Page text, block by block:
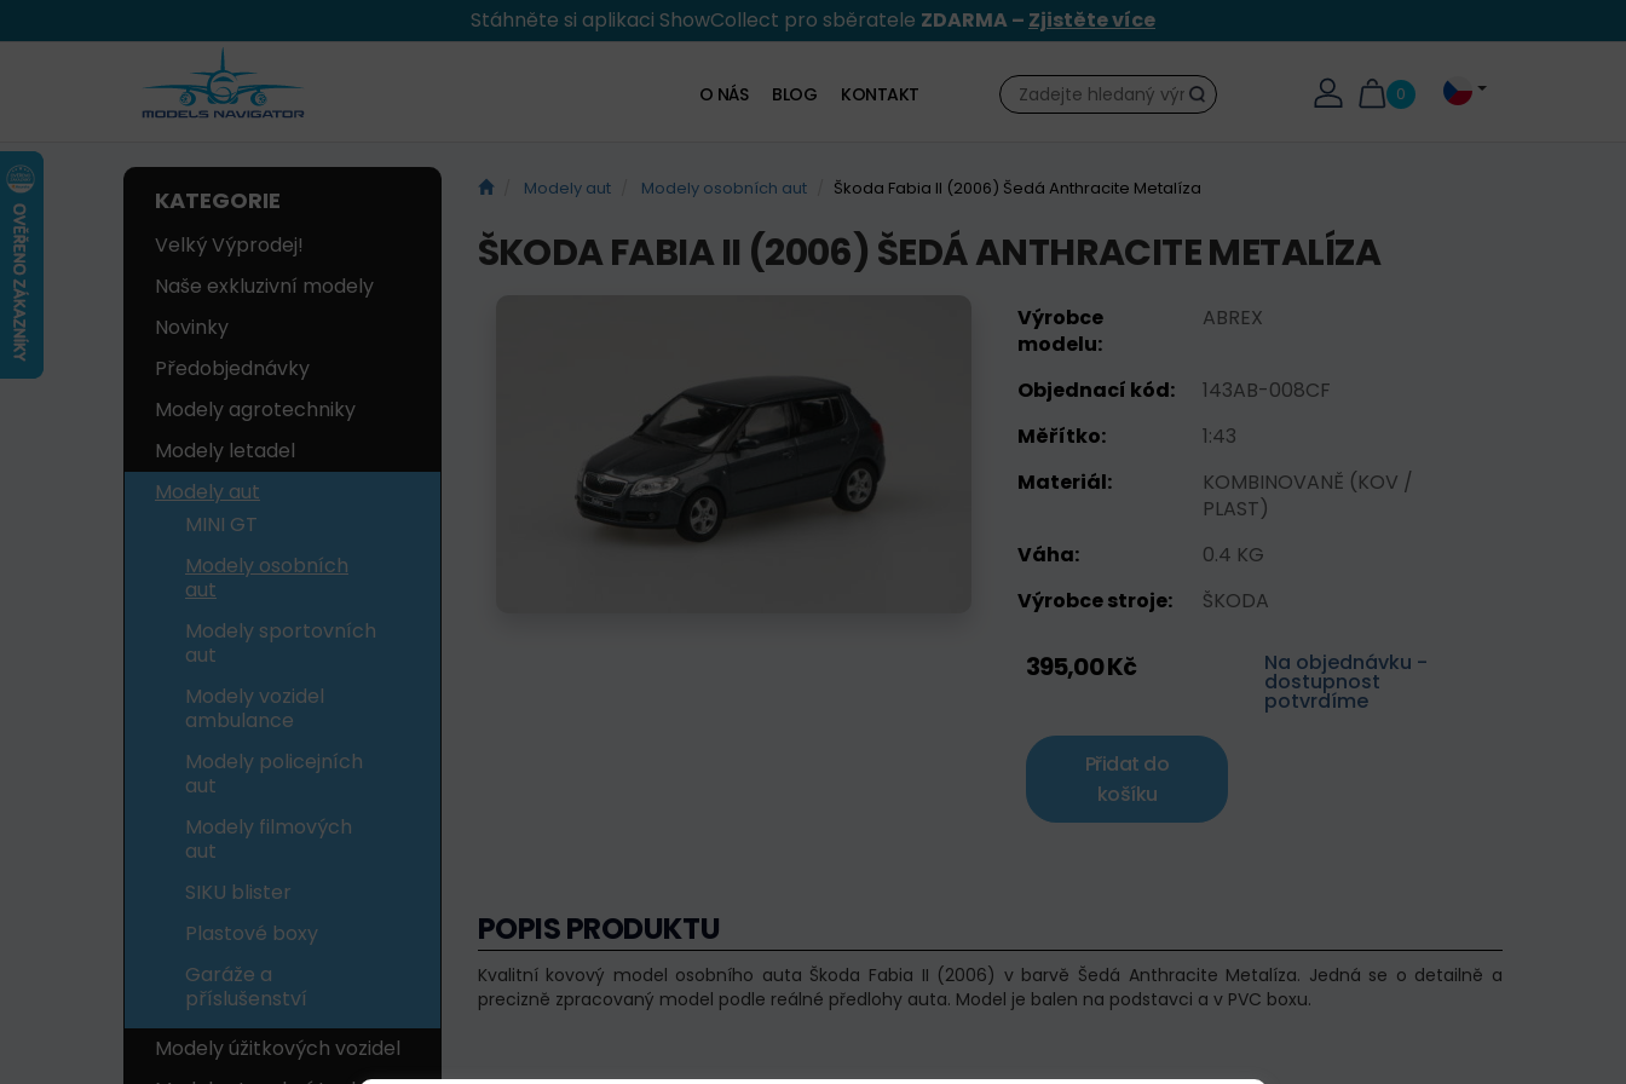
Stáhněte si aplikaci ShowCollect pro sběratele ZDARMA – Zjistěte více
0
Hledat
O NÁS BLOG KONTAKT
KATEGORIE
Velký Výprodej!
Naše exkluzivní modely
Novinky
Předobjednávky
Modely agrotechniky
Modely letadel
Modely aut
MINI GT
Modely osobních
aut
Modely sportovních
aut
Modely vozidel
ambulance
Modely policejních
aut
Modely filmových
aut
SIKU blister
Plastové boxy
Garáže a
příslušenství
Modely úžitkových vozidel
Modely aut Modely osobních aut Škoda Fabia II (2006) Šedá Anthracite Metalíza
ŠKODA FABIA II (2006) ŠEDÁ ANTHRACITE METALÍZA
Výrobce
modelu:
ABREX
Objednací kód:
143AB-008CF
Měřítko:
1:43
Materiál:
KOMBINOVANĚ (KOV /
PLAST)
Váha:
0.4 KG
Výrobce stroje:
ŠKODA
395,00 Kč Na objednávku -
dostupnost
potvrdíme
Přidat do
košíku
POPIS PRODUKTU
Kvalitní kovový model osobního auta Škoda Fabia II (2006) v barvě Šedá Anthracite Metalíza. Jedná se o detailně a
precizně zpracovaný model podle reálné předlohy auta. Model je balen na podstavci a v PVC boxu.